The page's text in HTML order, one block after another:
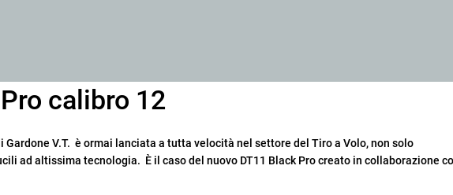
calibro 12
Gardone V.T. è ormai lanciata a tutta velocità nel settore del Tiro a Volo, non solo
ad altissima tecnologia. È il caso del nuovo DT11 Black Pro creato in collaborazione